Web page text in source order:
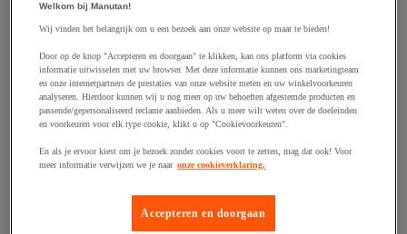
Draadstift
Haak en schroefoog
Ketting en trekkoord
Moer
Nagel en blindklinktang
Plug en pin
Punten, spijkers en nieten
Regelvoet
Ring
Scharnierpen, -strip en geheng
Welkom bij Manutan!
Wij vinden het belangrijk om u een bezoek aan onze website op maat te bieden!
Door op de knop "Accepteren en doorgaan" te klikken, kan ons platform via cookies
informatie uitwisselen met uw browser. Met deze informatie kunnen ons marketingteam
en onze internetpartners de prestaties van onze website meten en uw winkelvoorkeuren
analyseren. Hierdoor kunnen wij u nog meer op uw behoeften afgestemde producten en
passende/gepersonaliseerd reclame aanbieden. Als u meer wilt weten over de doeleinden
en voorkeuren voor elk type cookie, klikt u op "Cookievoorkeuren".
En als je ervoor kiest om je bezoek zonder cookies voort te zetten, mag dat ook! Voor
meer informatie verwijzen we je naar onze cookieverklaring.
Accepteren en doorgaan